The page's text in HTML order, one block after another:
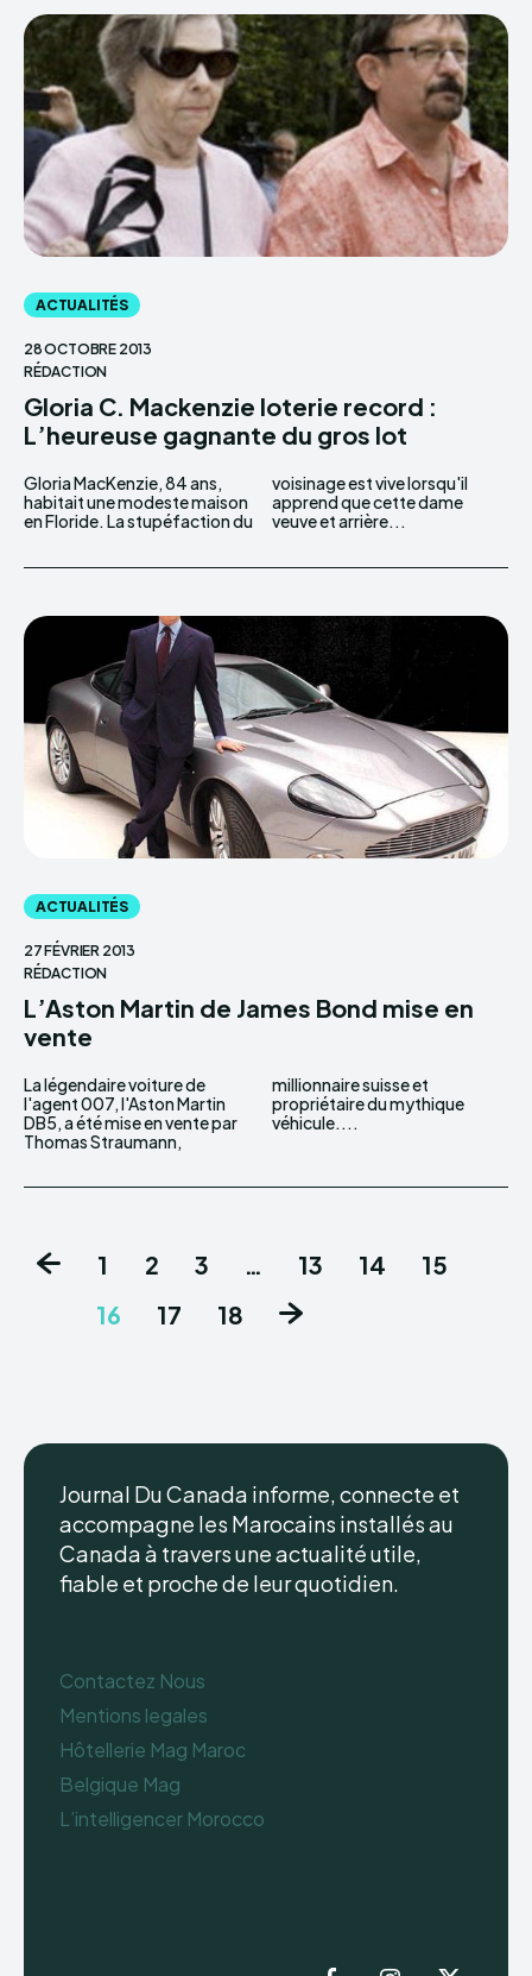
ACTUALITÉS
28 OCTOBRE 2013
RÉDACTION
Gloria C. Mackenzie loterie record :
L’heureuse gagnante du gros lot
Gloria MacKenzie, 84 ans,
habitait une modeste maison
en Floride. La stupéfaction du
voisinage est vive lorsqu'il
apprend que cette dame
veuve et arrière...
ACTUALITÉS
27 FÉVRIER 2013
RÉDACTION
L’Aston Martin de James Bond mise en
vente
La légendaire voiture de
l'agent 007, l'Aston Martin
DB5, a été mise en vente par
Thomas Straumann,
millionnaire suisse et
propriétaire du mythique
véhicule....
1 2 3 … 13 14
15
16
17 18
Journal Du Canada informe, connecte et
accompagne les Marocains installés au
Canada à travers une actualité utile,
fiable et proche de leur quotidien.
Contactez Nous
Mentions legales
Hôtellerie Mag Maroc
Belgique Mag
L’intelligencer Morocco